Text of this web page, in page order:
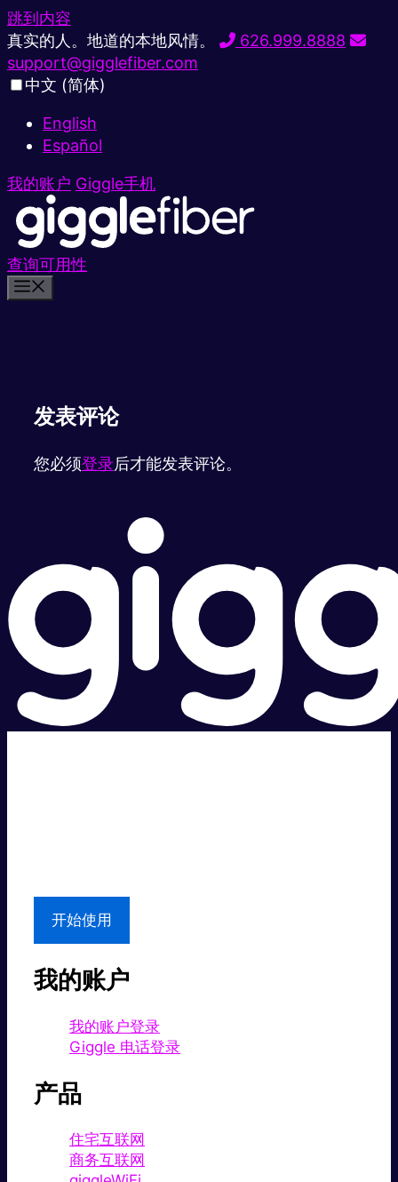
跳到内容
真实的人。地道的本地风情。
626.999.8888
support@gigglefiber.com
中文 (简体)
English
Español
我的账户 Giggle手机
查询可用性
发表评论
您必须登录后才能发表评论。
开始使用
我的账户
我的账户登录
Giggle 电话登录
产品
住宅互联网
商务互联网